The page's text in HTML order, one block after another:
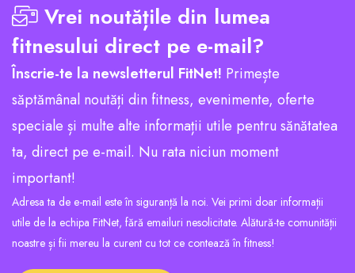
Vrei noutățile din lumea
fitnesului direct pe e-mail?
Înscrie-te la newsletterul FitNet! Primește
săptămânal noutăți din fitness, evenimente, oferte
speciale și multe alte informații utile pentru sănătatea
ta, direct pe e-mail. Nu rata niciun moment
important!
Adresa ta de e-mail este în siguranță la noi. Vei primi doar informații
utile de la echipa FitNet, fără emailuri nesolicitate. Alătură-te comunității
noastre și fii mereu la curent cu tot ce contează în fitness!